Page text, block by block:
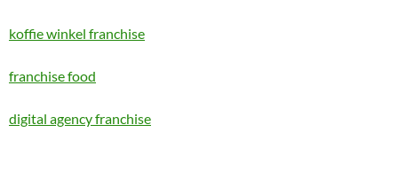
koffie winkel franchise
franchise food
digital agency franchise